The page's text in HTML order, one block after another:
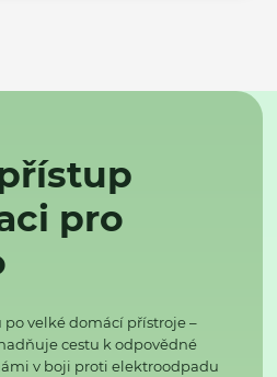
pro
velké domácí přístroje –
cestu k odpovědné
v boji proti elektroodpadu